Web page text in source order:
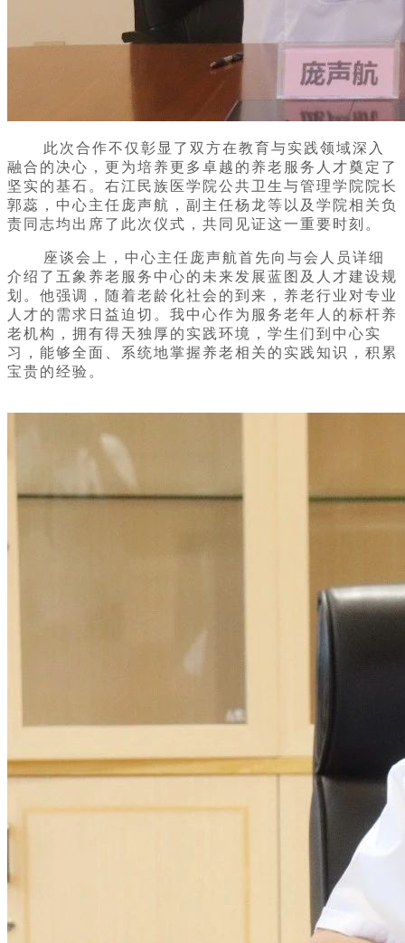
此次合作不仅彰显了双方在教育与实践领域深入
融合的决心，更为培养更多卓越的养老服务人才奠定了
坚实的基石。右江民族医学院公共卫生与管理学院院长
郭蕊，中心主任庞声航，副主任杨龙等以及学院相关负
责同志均出席了此次仪式，共同见证这一重要时刻。
座谈会上， 中心主任庞声航首先向与会人员详细
介绍了五象养老服务中心的 未来发展蓝图及人才建设规
划。他强调，随着老龄化社会的到来，养老行业对专业
人才的需求日益迫切。我中心作为服务老年人的标杆养
老机构，拥有得天独厚的实践环境，学生们到中心实
习，能够全面、系统地掌握养老相关的实践知识，积累
宝贵的经验。